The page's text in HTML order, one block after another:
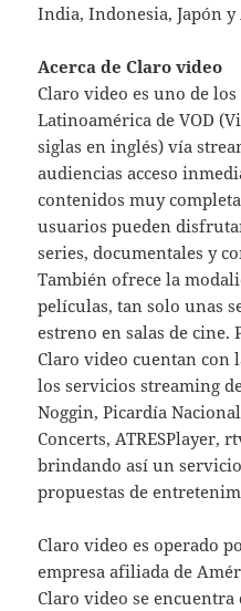
India, Indonesia, Japón
Acerca de Claro video
Claro video es uno de
Latinoamérica de VOD
siglas en inglés) vía
audiencias acceso
contenidos muy
usuarios pueden
series, documentales y
También ofrece la
películas, tan solo unas
estreno en salas de
Claro video cuentan con
los servicios streaming
Noggin, Picardía
Concerts, ATRESPlayer,
brindando así un
propuestas de
Claro video es operado
empresa afiliada de
Claro video se